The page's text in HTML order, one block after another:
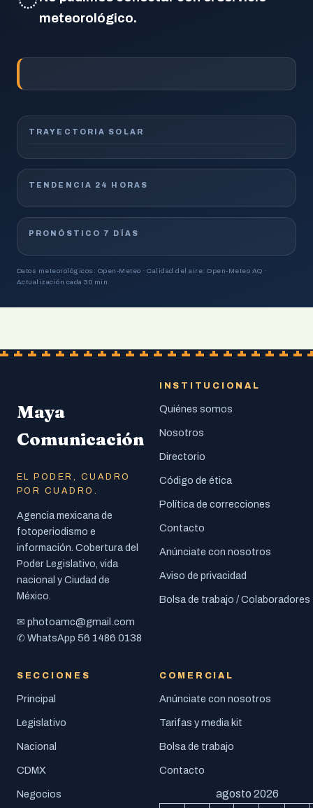
meteorológico.
TRAYECTORIA SOLAR
TENDENCIA 24 HORAS
PRONÓSTICO 7 DÍAS
Datos meteorológicos: Open-Meteo · Calidad del aire: Open-Meteo AQ ·
Actualización cada 30 min
Maya
Comunicación
EL PODER, CUADRO
POR CUADRO.
Agencia mexicana de
fotoperiodismo e
información. Cobertura del
Poder Legislativo, vida
nacional y Ciudad de
México.
✉ photoamc@gmail.com
✆ WhatsApp 56 1486 0138
INSTITUCIONAL
Quiénes somos
Nosotros
Directorio
Código de ética
Política de correcciones
Contacto
Anúnciate con nosotros
Aviso de privacidad
Bolsa de trabajo / Colaboradores
SECCIONES
Principal
Legislativo
Nacional
CDMX
Negocios
COMERCIAL
Anúnciate con nosotros
Tarifas y media kit
Bolsa de trabajo
Contacto
agosto 2026